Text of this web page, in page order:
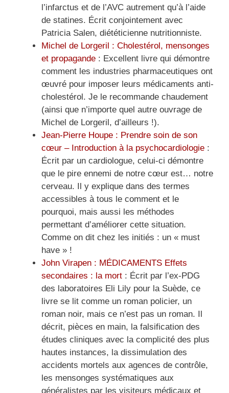
l’infarctus et de l’AVC autrement qu’à l’aide
de statines. Écrit conjointement avec
Patricia Salen, diététicienne nutritionniste.
Michel de Lorgeril : Cholestérol, mensonges
et propagande : Excellent livre qui démontre
comment les industries pharmaceutiques ont
œuvré pour imposer leurs médicaments anti-
cholestérol. Je le recommande chaudement
(ainsi que n’importe quel autre ouvrage de
Michel de Lorgeril, d’ailleurs !).
Jean-Pierre Houpe : Prendre soin de son
cœur – Introduction à la psychocardiologie :
Écrit par un cardiologue, celui-ci démontre
que le pire ennemi de notre cœur est… notre
cerveau. Il y explique dans des termes
accessibles à tous le comment et le
pourquoi, mais aussi les méthodes
permettant d’améliorer cette situation.
Comme on dit chez les initiés : un « must
have » !
John Virapen : MÉDICAMENTS Effets
secondaires : la mort : Écrit par l’ex-PDG
des laboratoires Eli Lily pour la Suède, ce
livre se lit comme un roman policier, un
roman noir, mais ce n’est pas un roman. Il
décrit, pièces en main, la falsification des
études cliniques avec la complicité des plus
hautes instances, la dissimulation des
accidents mortels aux agences de contrôle,
les mensonges systématiques aux
généralistes par les visiteurs médicaux et